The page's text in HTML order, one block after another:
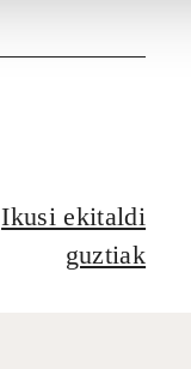
Ikusi ekitaldi
guztiak